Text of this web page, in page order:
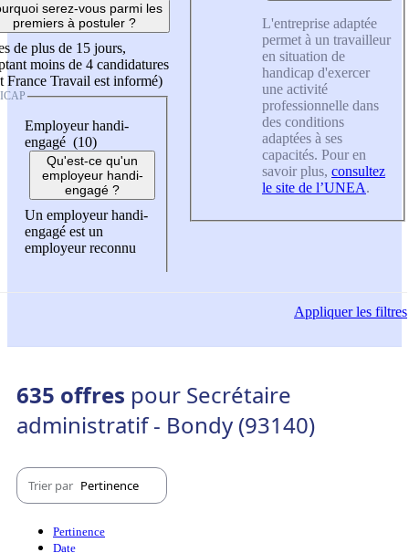
serez-vous parmi les
premiers à postuler ?
de plus de 15 jours,
moins de 4 candidatures
France Travail est informé)
Employeur handi-
engagé (10)
Qu'est-ce qu'un
employeur handi-
engagé ?
Un employeur handi-
engagé est un
employeur reconnu
L'entreprise adaptée
permet à un travailleur
en situation de
handicap d'exercer
une activité
professionnelle dans
des conditions
adaptées à ses
capacités. Pour en
savoir plus, consultez
le site de l’UNEA.
Appliquerles filtres
635 offres pour Secrétaire
administratif - Bondy (93140)
Trier par Pertinence
Pertinence
Date